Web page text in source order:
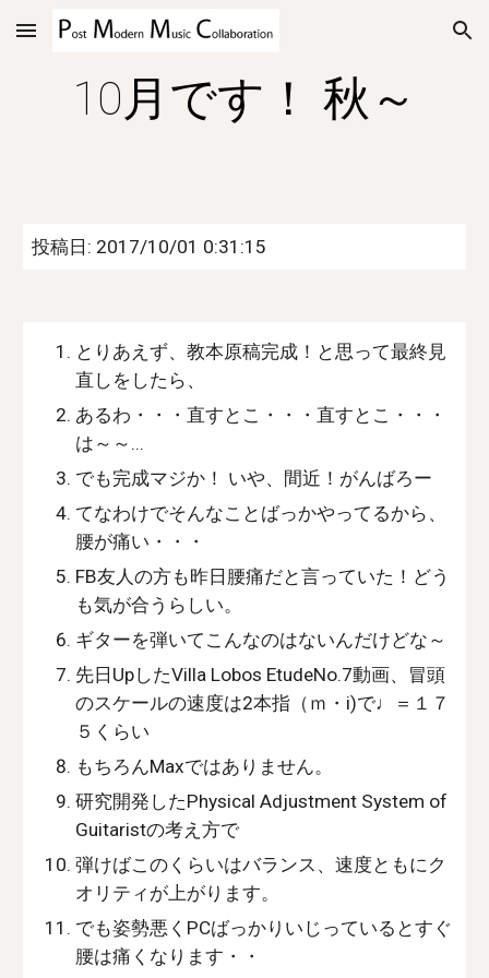
Skip to main content Skip to navigation
10月です！ 秋～
投稿日: 2017/10/01 0:31:15
とりあえず、教本原稿完成！と思って最終見
直しをしたら、
あるわ・・・直すとこ・・・直すとこ・・・
は～～...
でも完成マジか！ いや、間近！がんばろー
てなわけでそんなことばっかやってるから、
腰が痛い・・・
FB友人の方も昨日腰痛だと言っていた！どう
も気が合うらしい。
ギターを弾いてこんなのはないんだけどな～
先日UpしたVilla Lobos EtudeNo.7動画、冒頭
のスケールの速度は2本指（ｍ・i)で♩＝１７
５くらい
もちろんMaxではありません。
研究開発したPhysical Adjustment System of
Guitaristの考え方で
弾けばこのくらいはバランス、速度ともにク
オリティが上がります。
でも姿勢悪くPCばっかりいじっているとすぐ
腰は痛くなります・・